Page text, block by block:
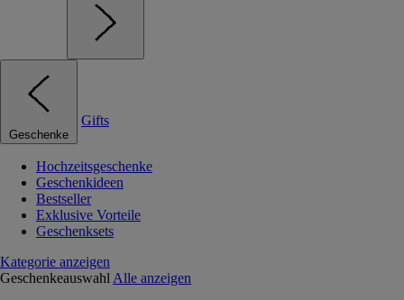
Geschenke
Gifts
Hochzeitsgeschenke
Geschenkideen
Bestseller
Exklusive Vorteile
Geschenksets
Kategorie anzeigen
Geschenkeauswahl Alle anzeigen